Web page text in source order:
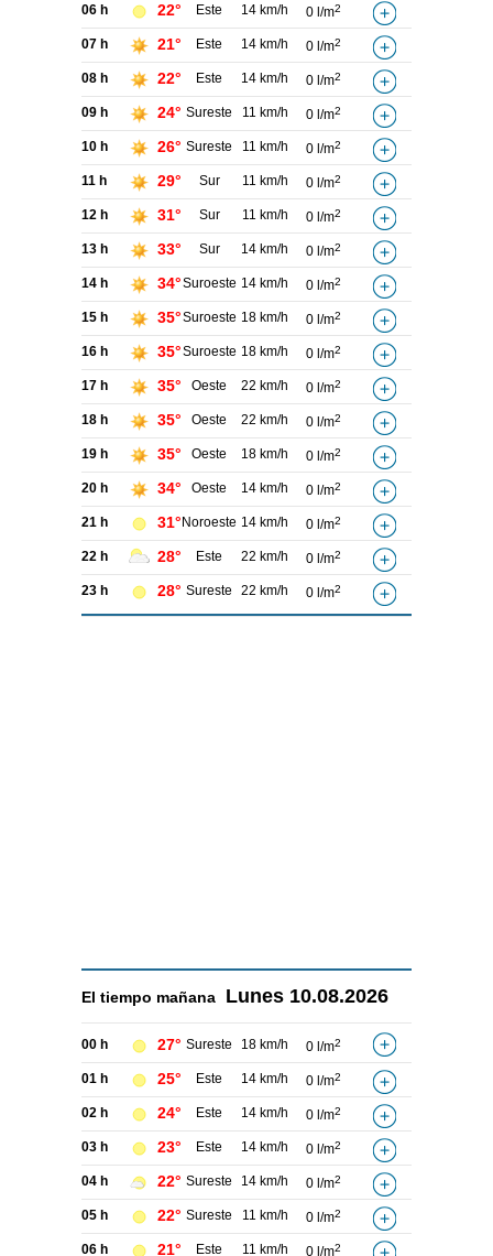
06 h 22° Este 14 km/h 0 l/m2
07 h 21° Este 14 km/h 0 l/m2
08 h 22° Este 14 km/h 0 l/m2
09 h 24° Sureste 11 km/h 0 l/m2
10 h 26° Sureste 11 km/h 0 l/m2
11 h 29° Sur 11 km/h 0 l/m2
12 h 31° Sur 11 km/h 0 l/m2
13 h 33° Sur 14 km/h 0 l/m2
14 h 34°Suroeste 14 km/h 0 l/m2
15 h 35°Suroeste 18 km/h 0 l/m2
16 h 35°Suroeste 18 km/h 0 l/m2
17 h 35° Oeste 22 km/h 0 l/m2
18 h 35° Oeste 22 km/h 0 l/m2
19 h 35° Oeste 18 km/h 0 l/m2
20 h 34° Oeste 14 km/h 0 l/m2
21 h 31° Noroeste 14 km/h 0 l/m2
22 h 28° Este 22 km/h 0 l/m2
23 h 28° Sureste 22 km/h 0 l/m2
El tiempo mañana Lunes 10.08.2026
00 h 27° Sureste 18 km/h 0 l/m2
01 h 25° Este 14 km/h 0 l/m2
02 h 24° Este 14 km/h 0 l/m2
03 h 23° Este 14 km/h 0 l/m2
04 h 22° Sureste 14 km/h 0 l/m2
05 h 22° Sureste 11 km/h 0 l/m2
06 h 21° Este 11 km/h 0 l/m2